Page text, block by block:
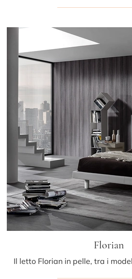
Florian